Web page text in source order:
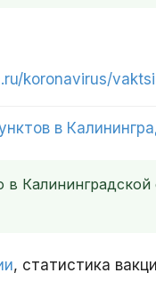
koronavirus/
в
Калининградской
, статистика